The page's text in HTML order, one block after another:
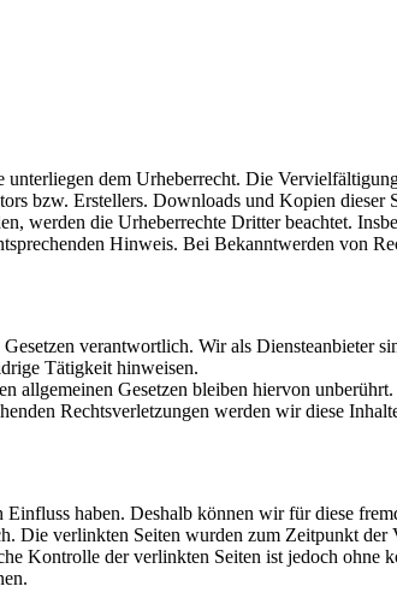
dem Urheberrecht. Die
bzw. Erstellers. Downloads und Kopien
werden die Urheberrechte Dritter beachtet.
Hinweis. Bei Bekanntwerden von
verantwortlich. Wir als Diensteanbieter
Tätigkeit hinweisen.
Gesetzen bleiben hiervon
Rechtsverletzungen werden wir diese
haben. Deshalb können wir für diese
Die verlinkten Seiten wurden zum Zeitpunkt
Kontrolle der verlinkten Seiten ist jedoch ohne